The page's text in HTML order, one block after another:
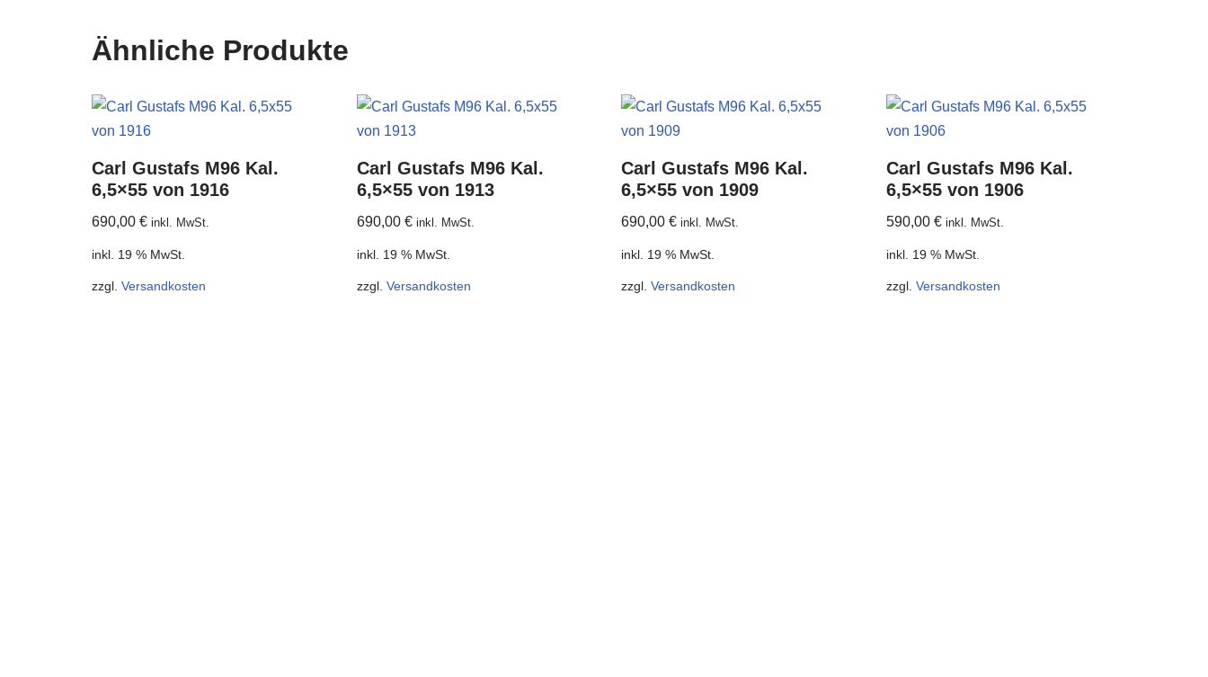
Ähnliche Produkte
Carl Gustafs M96 Kal.
6,5×55 von 1916
690,00 € inkl. MwSt.
inkl. 19 % MwSt.
zzgl. Versandkosten
Carl Gustafs M96 Kal.
6,5×55 von 1913
690,00 € inkl. MwSt.
inkl. 19 % MwSt.
zzgl. Versandkosten
Carl Gustafs M96 Kal.
6,5×55 von 1909
690,00€ inkl. MwSt.
inkl. 19 % MwSt.
zzgl.Versandkosten
Carl Gustafs M96 Kal.
6,5×55 von 1906
590,00€ inkl. MwSt.
inkl. 19 % MwSt.
zzgl.Versandkosten